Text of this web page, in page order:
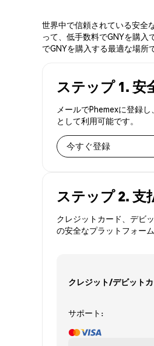
世界中で信頼されている安全
って、低手数料でGNYを購入
でGNYを購入する最適な場所
ステップ 1. 安
メールでPhemexに登録
として利用可能です。
今すぐ登録
ステップ 2. 支
クレジットカード、デビ
の安全なプラットフォー
クレジット/デビット
サポート: